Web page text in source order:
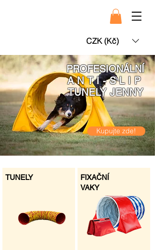
CZK (Kč)
PROFESIONÁLNÍ
ANTI-SLIP
TUNELY JENNY
Kupujte zde!
TUNELY
FIXAČNÍ
VAKY